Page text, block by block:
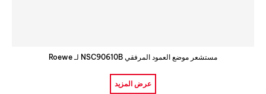
مستشعر موضع العمود المرفقي NSC90610B لـ Roewe
عرض المزيد